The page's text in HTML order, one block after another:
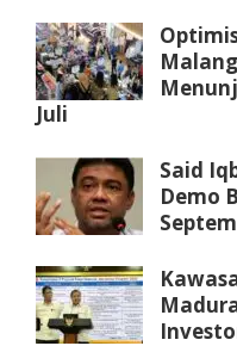
Juli
Said
Demo